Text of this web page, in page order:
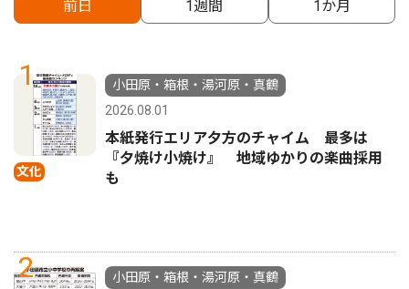
前日 1週間 1か月
1
文化
小田原・箱根・湯河原・真鶴
2026.08.01
本紙発行エリア夕方のチャイム 最多は
『夕焼け小焼け』 地域ゆかりの楽曲採用
も
2
小田原・箱根・湯河原・真鶴